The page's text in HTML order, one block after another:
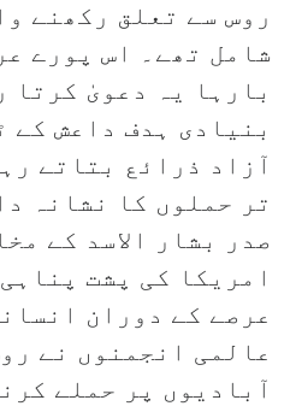
روس سے تعلق رکھنے
شامل تھے۔ اس پورے
بارہا یہ دعویٰ کرتا
بنیادی ہدف داعش کے
آزاد ذرائع بتاتے
تر حملوں کا نشانہ
صدر بشار الاسد کے
امریکا کی پشت
عرصے کے دوران
عالمی انجمنوں نے
آبادیوں پر حملے